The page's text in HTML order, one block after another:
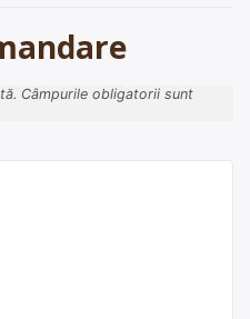
Câmpurile obligatorii sunt